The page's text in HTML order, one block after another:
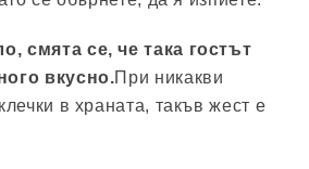
смята се, че така гостът
вкусно.При никакви
в храната, такъв жест е